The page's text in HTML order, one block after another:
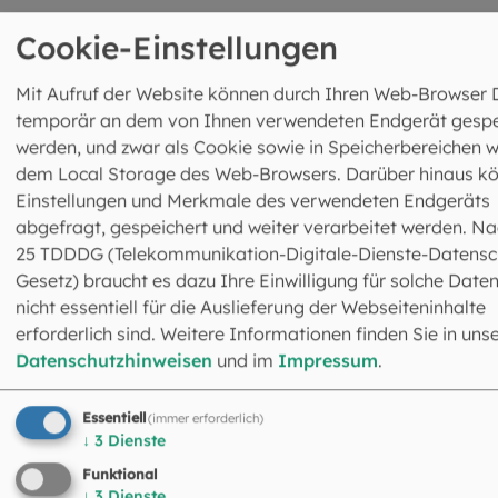
So erreichen Sie uns!
Unsere Beratungsstelle ist auch mit öffentlichen
Verkehrsmitteln erreichbar.
Bahn:
Haltestelle Bad Reichenhall
Fußweg ca. 7 Minuten
Auto/Parkplatz: Parkplatz an der Zenostraße
Hier finden Sie einen Blick auf dieKarte .
Jahresberichte
Cookie-Einstellungen
Mit Aufruf der Website können durch Ihren Web-Browser
temporär an dem von Ihnen verwendeten Endgerät
werden, und zwar als Cookie sowie in Speicherbereichen
dem Local Storage des Web-Browsers. Darüber hinaus
Einstellungen und Merkmale des verwendeten Endgeräts
abgefragt, gespeichert und weiter verarbeitet werden.
25 TDDDG (Telekommunikation-Digitale-Dienste-
Gesetz) braucht es dazu Ihre Einwilligung für solche
nicht essentiell für die Auslieferung der Webseiteninhalte
erforderlich sind. Weitere Informationen finden Sie in
Datenschutzhinweisen und im Impressum.
Essentiell(immer erforderlich)
↓ 3 Dienste
Funktional